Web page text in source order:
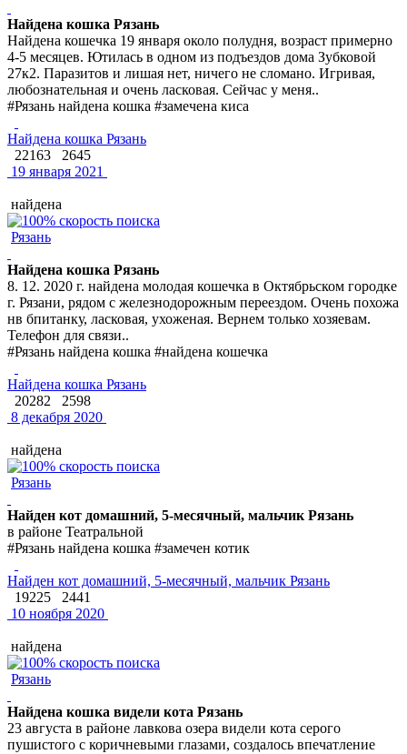
Найдена кошка Рязань
Найдена кошечка 19 января около полудня, возраст примерно
4-5 месяцев. Ютилась в одном из подъездов дома Зубковой
27к2. Паразитов и лишая нет, ничего не сломано. Игривая,
любознательная и очень ласковая. Сейчас у меня..
#Рязань найдена кошка #замечена киса
Найдена кошка Рязань
22163
2645
19 января 2021
найдена
Рязань
Найдена кошка Рязань
8. 12. 2020 г. найдена молодая кошечка в Октябрьском городке
г. Рязани, рядом с железнодорожным переездом. Очень похожа
нв бпитанку, ласковая, ухоженая. Вернем только хозяевам.
Телефон для связи..
#Рязань найдена кошка #найдена кошечка
Найдена кошка Рязань
20282
2598
8 декабря 2020
найдена
Рязань
Найден кот домашний, 5-месячный, мальчик Рязань
в районе Театральной
#Рязань найдена кошка #замечен котик
Найден кот домашний, 5-месячный, мальчик Рязань
19225
2441
10 ноября 2020
найдена
Рязань
Найдена кошка видели кота Рязань
23 августа в районе лавкова озера видели кота серого
пушистого с коричневыми глазами, создалось впечатление